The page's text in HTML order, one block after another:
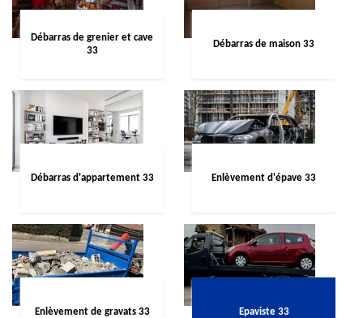
Débarras de grenier et cave
33
Débarras de maison 33
Débarras d'appartement 33 Enlèvement d'épave 33
Enlèvement de gravats 33 Epaviste 33